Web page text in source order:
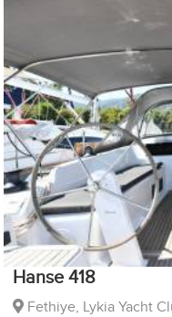
Hanse 418
Fethiye, Lykia Yacht